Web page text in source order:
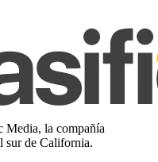
Media, la compañía
sur de California.